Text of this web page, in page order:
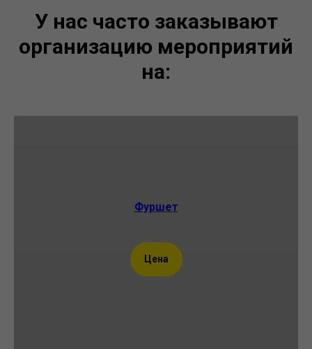
У нас часто заказывают
организацию мероприятий
на:
Фуршет
Цена